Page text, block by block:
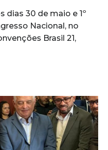
dias 30 de maio e 1º
Nacional, no
Brasil 21,